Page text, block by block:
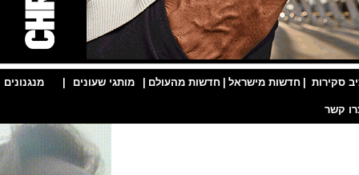
| חדשות מישראל | חדשות מהעולם | מותגי שעונים | מנגנונים |